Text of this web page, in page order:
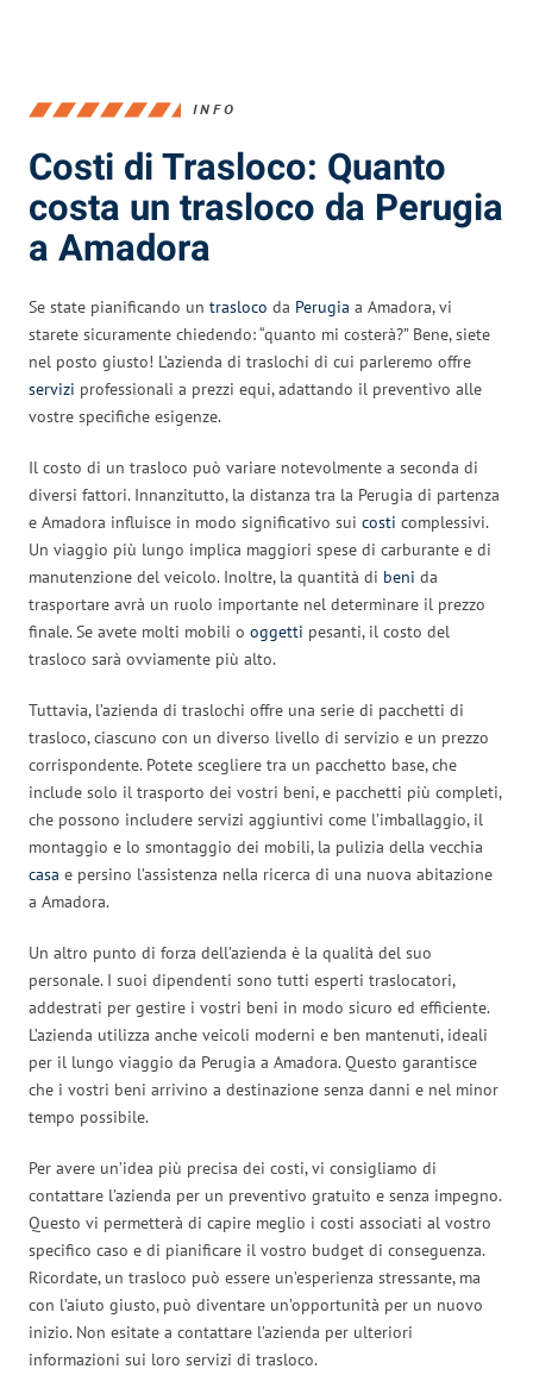
INFO
Costi di Trasloco: Quanto
costa un trasloco da Perugia
a Amadora
Se state pianificando un trasloco da Perugia a Amadora, vi
starete sicuramente chiedendo: “quanto mi costerà?” Bene, siete
nel posto giusto! L’azienda di traslochi di cui parleremo offre
servizi professionali a prezzi equi, adattando il preventivo alle
vostre specifiche esigenze.
Il costo di un trasloco può variare notevolmente a seconda di
diversi fattori. Innanzitutto, la distanza tra la Perugia di partenza
e Amadora influisce in modo significativo sui costi complessivi.
Un viaggio più lungo implica maggiori spese di carburante e di
manutenzione del veicolo. Inoltre, la quantità di beni da
trasportare avrà un ruolo importante nel determinare il prezzo
finale. Se avete molti mobili o oggetti pesanti, il costo del
trasloco sarà ovviamente più alto.
Tuttavia, l’azienda di traslochi offre una serie di pacchetti di
trasloco, ciascuno con un diverso livello di servizio e un prezzo
corrispondente. Potete scegliere tra un pacchetto base, che
include solo il trasporto dei vostri beni, e pacchetti più completi,
che possono includere servizi aggiuntivi come l’imballaggio, il
montaggio e lo smontaggio dei mobili, la pulizia della vecchia
casa e persino l’assistenza nella ricerca di una nuova abitazione
a Amadora.
Un altro punto di forza dell’azienda è la qualità del suo
personale. I suoi dipendenti sono tutti esperti traslocatori,
addestrati per gestire i vostri beni in modo sicuro ed efficiente.
L’azienda utilizza anche veicoli moderni e ben mantenuti, ideali
per il lungo viaggio da Perugia a Amadora. Questo garantisce
che i vostri beni arrivino a destinazione senza danni e nel minor
tempo possibile.
Per avere un’idea più precisa dei costi, vi consigliamo di
contattare l’azienda per un preventivo gratuito e senza impegno.
Questo vi permetterà di capire meglio i costi associati al vostro
specifico caso e di pianificare il vostro budget di conseguenza.
Ricordate, un trasloco può essere un’esperienza stressante, ma
con l’aiuto giusto, può diventare un’opportunità per un nuovo
inizio. Non esitate a contattare l’azienda per ulteriori
informazioni sui loro servizi di trasloco.